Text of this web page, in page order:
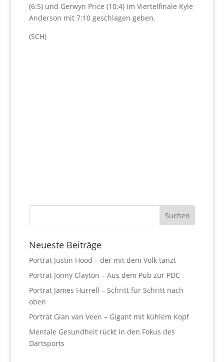
(6:5) und Gerwyn Price (10:4) im Viertelfinale Kyle
Anderson mit 7:10 geschlagen geben.
(SCH)
Neueste Beiträge
Porträt Justin Hood – der mit dem Volk tanzt
Porträt Jonny Clayton – Aus dem Pub zur PDC
Porträt James Hurrell – Schritt für Schritt nach
oben
Porträt Gian van Veen – Gigant mit kühlem Kopf
Mentale Gesundheit rückt in den Fokus des
Dartsports